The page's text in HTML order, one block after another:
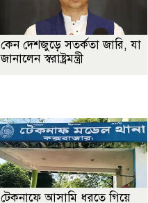
কেন দেশজুড়ে সতর্কতা জারি, যা
জানালেন স্বরাষ্ট্রমন্ত্রী
টেকনাফে আসামি ধরতে গিয়ে